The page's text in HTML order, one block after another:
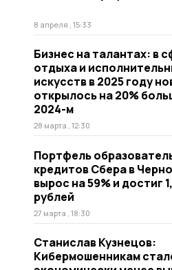
8 апреля , 15:33
Бизнес на талантах: в
отдыха и
искусств в 2025 году
открылось на 20%
2024-м
28 марта , 12:30
Портфель
кредитов Сбера в
вырос на 59% и достиг
рублей
27 марта , 18:30
Станислав Кузнецов:
Кибермошенникам